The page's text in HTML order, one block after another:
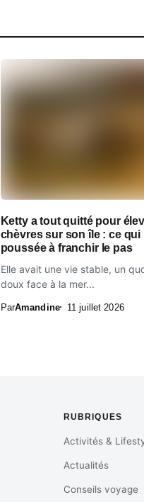
Ketty a tout quitté pour
chèvres sur son île : ce qui
poussée à franchir le pas
Elle avait une vie stable, un
doux face à la mer...
ParAmandine 11 juillet 2026
RUBRIQUES
Activités &
Actualités
Conseils voyage